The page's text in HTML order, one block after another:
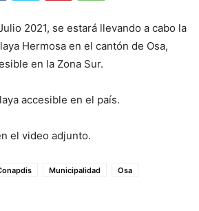
2021, se estará llevando a cabo la
Hermosa en el cantón de Osa,
en la Zona Sur.
accesible en el país.
el video adjunto.
Municipalidad
Osa